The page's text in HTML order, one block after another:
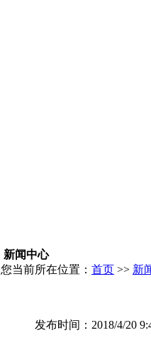
新闻中心
您当前所在位置： 首页 >> 新
发布时间：2018/4/20